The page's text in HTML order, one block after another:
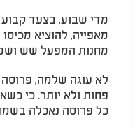
מדי שבוע, בצעד קבוע
מאפייה, להוציא
מחנות המפעל שש
לא עוגה שלמה, פרוסה
פחות ולא יותר. כי
כל פרוסה נאכלה